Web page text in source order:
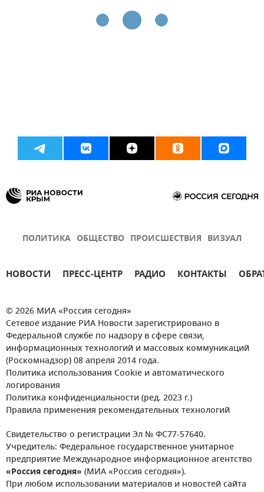
ПОЛИТИКА ОБЩЕСТВО ПРОИСШЕСТВИЯ ВИЗУАЛ
НОВОСТИ ПРЕСС-ЦЕНТР РАДИО КОНТАКТЫ
© 2026 МИА «Россия сегодня»
Сетевое издание РИА Новости зарегистрировано в
Федеральной службе по надзору в сфере связи,
информационных технологий и массовых коммуникаций
(Роскомнадзор) 08 апреля 2014 года.
Политика использования Cookie и автоматического
логирования
Политика конфиденциальности (ред. 2023 г.)
Правила применения рекомендательных технологий
Свидетельство о регистрации Эл № ФС77-57640.
Учредитель: Федеральное государственное унитарное
предприятие Международное информационное агентство
«Россия сегодня» (МИА «Россия сегодня»).
При любом использовании материалов и новостей сайта